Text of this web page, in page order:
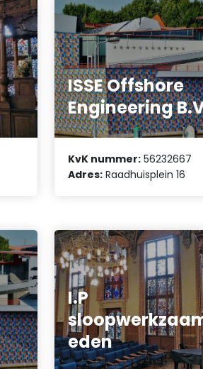
ISSE Offshore
Engineering
KvK nummer: 56232667
Adres: Raadhuisplein 16
I.P
eden